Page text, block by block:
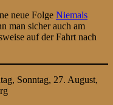
neue Folge Niemals
man sicher auch am
auf der Fahrt nach
Sonntag, 27. August,